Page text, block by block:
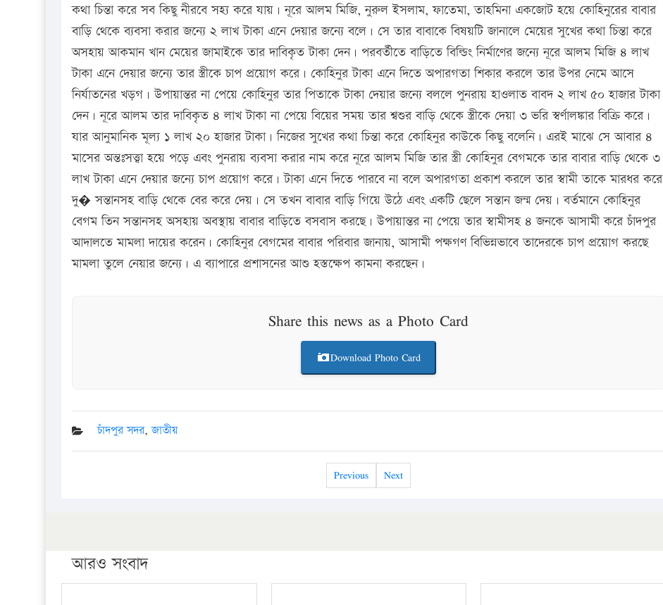
কথা চিন্তা করে সব কিছু নীরবে সহ্য করে যায়। নূরে আলম মিজি, নুরুল ইসলাম, ফাতেমা, তাহমিনা একজোট হয়ে কোহিনুরের বাবার
বাড়ি থেকে ব্যবসা করার জন্যে ২ লাখ টাকা এনে দেয়ার জন্যে বলে। সে তার বাবাকে বিষয়টি জানালে মেয়ের সুখের কথা চিন্তা করে
অসহায় আকমান খান মেয়ের জামাইকে তার দাবিকৃত টাকা দেন। পরবর্তীতে বাড়িতে বিল্ডিং নির্মাণের জন্যে নূরে আলম মিজি ৪ লাখ
টাকা এনে দেয়ার জন্যে তার স্ত্রীকে চাপ প্রয়োগ করে। কোহিনুর টাকা এনে দিতে অপারগতা শিকার করলে তার উপর নেমে আসে
নির্যাতনের খড়গ। উপায়ান্তর না পেয়ে কোহিনুর তার পিতাকে টাকা দেয়ার জন্যে বললে পুনরায় হাওলাত বাবদ ২ লাখ ৫০ হাজার টাকা
দেন। নূরে আলম তার দাবিকৃত ৪ লাখ টাকা না পেয়ে বিয়ের সময় তার শ্বশুর বাড়ি থেকে স্ত্রীকে দেয়া ৩ ভরি স্বর্ণালঙ্কার বিক্রি করে।
যার আনুমানিক মূল্য ১ লাখ ২০ হাজার টাকা। নিজের সুখের কথা চিন্তা করে কোহিনুর কাউকে কিছু বলেনি। এরই মাঝে সে আবার ৪
মাসের অন্তঃসত্ত্বা হয়ে পড়ে এবং পুনরায় ব্যবসা করার নাম করে নূরে আলম মিজি তার স্ত্রী কোহিনুর বেগমকে তার বাবার বাড়ি থেকে ৩
লাখ টাকা এনে দেয়ার জন্যে চাপ প্রয়োগ করে। টাকা এনে দিতে পারবে না বলে অপারগতা প্রকাশ করলে তার স্বামী তাকে মারধর করে
দু� সন্তানসহ বাড়ি থেকে বের করে দেয়। সে তখন বাবার বাড়ি গিয়ে উঠে এবং একটি ছেলে সন্তান জন্ম দেয়। বর্তমানে কোহিনুর
বেগম তিন সন্তানসহ অসহায় অবস্থায় বাবার বাড়িতে বসবাস করছে। উপায়ান্তর না পেয়ে তার স্বামীসহ ৪ জনকে আসামী করে চাঁদপুর
আদালতে মামলা দায়ের করেন। কোহিনুর বেগমের বাবার পরিবার জানায়, আসামী পক্ষগণ বিভিন্নভাবে তাদেরকে চাপ প্রয়োগ করছে
মামলা তুলে নেয়ার জন্যে। এ ব্যাপারে প্রশাসনের আশু হস্তক্ষেপ কামনা করছেন।
Share this news as a Photo Card
Download Photo Card
চাঁদপুর সদর,জাতীয়
Previous Next
আরও সংবাদ